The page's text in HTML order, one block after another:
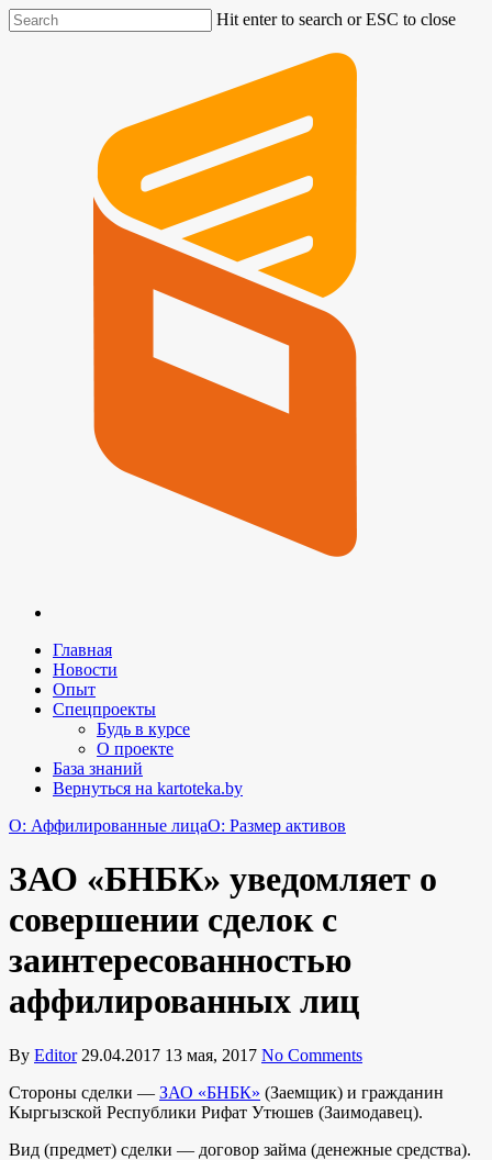
Hit enter to search or ESC to close
Главная
Новости
Опыт
Спецпроекты
Будь в курсе
О проекте
База знаний
Вернуться на kartoteka.by
O: Аффилированные лицаO: Размер активов
ЗАО «БНБК» уведомляет о
совершении сделок с
заинтересованностью
аффилированных лиц
By Editor 29.04.2017 13 мая, 2017 No Comments
Стороны сделки — ЗАО «БНБК» (Заемщик) и гражданин
Кыргызской Республики Рифат Утюшев (Заимодавец).
Вид (предмет) сделки — договор займа (денежные средства).